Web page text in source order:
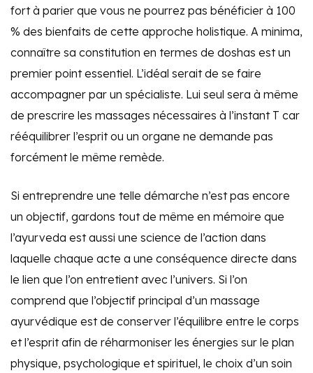
fort à parier que vous ne pourrez pas bénéficier à 100
% des bienfaits de cette approche holistique. A minima,
connaître sa constitution en termes de doshas est un
premier point essentiel. L’idéal serait de se faire
accompagner par un spécialiste. Lui seul sera à même
de prescrire les massages nécessaires à l’instant T car
rééquilibrer l’esprit ou un organe ne demande pas
forcément le même remède.
Si entreprendre une telle démarche n’est pas encore
un objectif, gardons tout de même en mémoire que
l’ayurveda est aussi une science de l’action dans
laquelle chaque acte a une conséquence directe dans
le lien que l’on entretient avec l’univers. Si l’on
comprend que l’objectif principal d’un massage
ayurvédique est de conserver l’équilibre entre le corps
et l’esprit afin de réharmoniser les énergies sur le plan
physique, psychologique et spirituel, le choix d’un soin